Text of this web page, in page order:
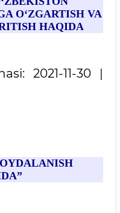
O‘ZGARTISH VA
HAQIDA
2021-11-30 |
733